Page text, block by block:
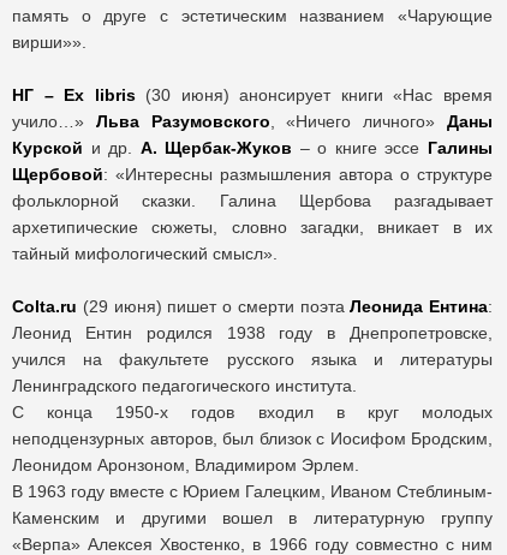
память о друге с эстетическим названием «Чарующие
вирши»».
НГ – Ex libris(30 июня) анонсирует книги «Нас время
учило…» Льва Разумовского , «Ничего личного»Даны
Курской и др. А. Щербак-Жуков – о книге эссе Галины
Щербовой: «Интересны размышления автора о структуре
фольклорной сказки. Галина Щербова разгадывает
архетипические сюжеты, словно загадки, вникает в их
тайный мифологический смысл».
Colta.ru (29 июня) пишет о смерти поэтаЛеонида Ентина:
Леонид Ентин родился 1938 году в Днепропетровске,
учился на факультете русского языка и литературы
Ленинградского педагогического института.
С конца 1950-х годов входил в круг молодых
неподцензурных авторов, был близок с Иосифом Бродским,
Леонидом Аронзоном, Владимиром Эрлем.
В 1963 году вместе с Юрием Галецким, Иваном Стеблиным-
Каменским и другими вошел в литературную группу
«Верпа» Алексея Хвостенко, в 1966 году совместно с ним